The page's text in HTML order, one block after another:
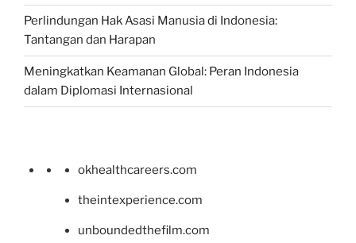
Perlindungan Hak Asasi Manusia di Indonesia:
Tantangan dan Harapan
Meningkatkan Keamanan Global: Peran Indonesia
dalam Diplomasi Internasional
okhealthcareers.com
theintexperience.com
unboundedthefilm.com